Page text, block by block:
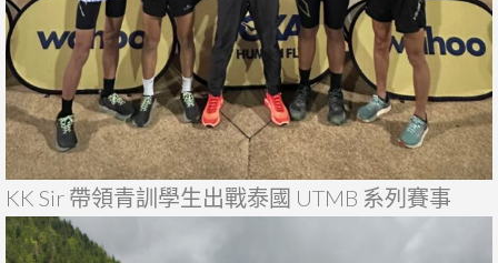
KK Sir 帶領青訓學生出戰泰國 UTMB 系列賽事